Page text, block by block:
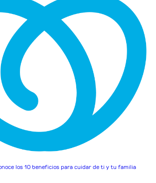
los 10 beneficios para cuidar de ti y tu familia